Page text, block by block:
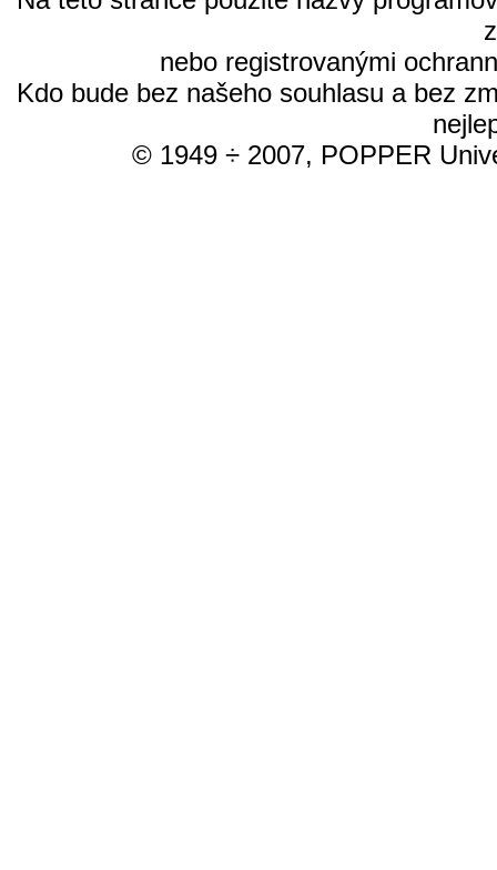
nebo registrovanými
Kdo bude bez našeho souhlasu a bez
© 1949 ÷ 2007, POPPER